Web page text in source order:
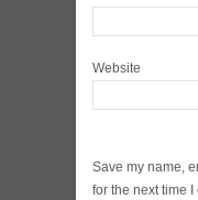
Website
Save my name,
for the next time I